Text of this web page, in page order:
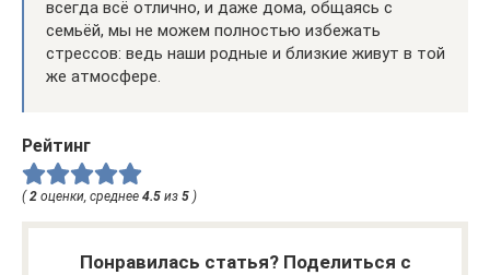
всегда всё отлично, и даже дома, общаясь с
семьёй, мы не можем полностью избежать
стрессов: ведь наши родные и близкие живут в той
же атмосфере.
Рейтинг
( 2 оценки, среднее 4.5 из 5 )
Понравилась статья? Поделиться с